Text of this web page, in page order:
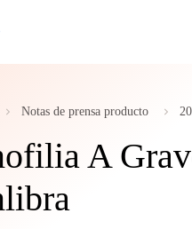
Notas de prensa producto
A